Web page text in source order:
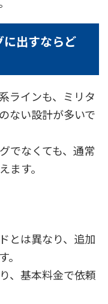
出すならど
ラインも、ミリタ
ない設計が多いで
でなくても、通常
ます。
とは異なり、追加
、基本料金で依頼